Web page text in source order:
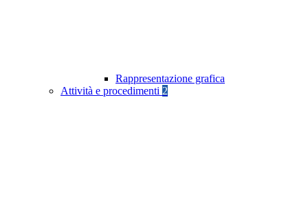
Rappresentazione grafica
Attività e procedimenti 2